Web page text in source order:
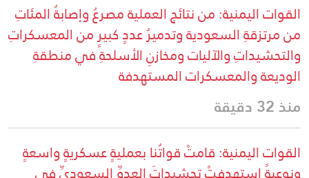
القوات اليمنية: من نتائج العملية مصرعُ وإصابةُ المئاتِ
من مرتزقةِ السعودية وتدميرُ عددٍ كبيرٍ من المعسكراتِ
والتحشيداتِ والآليات ومخازنِ الأسلحةِ في منطقةِ
الوديعة والمعسكرات المستهدفة
منذ 32 دقيقة
القوات اليمنية: قامتْ قواتُنا بعمليةٍ عسكريةٍ واسعةٍ